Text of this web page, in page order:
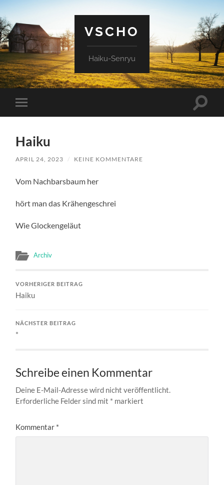
VSCHO
Haiku-Senryu
Mobile-
Menü
Haiku
APRIL 24, 2023 / KEINE KOMMENTARE
Vom Nachbarsbaum her
hört man das Krähengeschrei
Wie Glockengeläut
Archiv
VORHERIGER BEITRAG
Haiku
NÄCHSTER BEITRAG
*
Schreibe einen Kommentar
Deine E-Mail-Adresse wird nicht veröffentlicht.
Erforderliche Felder sind mit * markiert
Kommentar *